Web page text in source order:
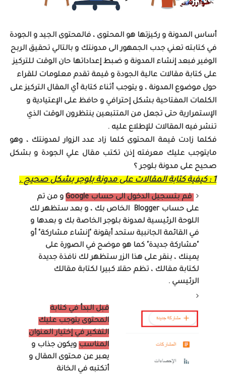
أساس المدونة و ركيزتها هو المحتوى ، فالمحتوى الجيد و الجودة
في كتابته تعني جدب الجمهور الى مدونتك و بالتالي تحقيق الربح
الوفير فبعد إنشاء المدونة و ضبط إعداداتها حان الوقت للتركيز
على كتابة مقالات عالية الجودة و قيمة تقدم معلومات للقراء
حول موضوع المدونة ، و يتوجب أثناء كتابة أي المقال التركيز على
الكلمات المفتاحية بشكل إحترافي و حافظ على الإعتيادية و
الإستمرارية حتى تجعل من المتتبعين ينتظرون الوقت الذي
تنشر فيه المقالات للإطلاع عليه .
فكلما زادت قيمة المحتوى كلما زاد عدد الزوار لمدونتك ، وهو
مايتوجب عليك معرفته إذن تكتب مقال علي الجودة و بشكل
صحيح على مدونة بلوجر ؟
1 : كيفية كتابة المقالات على مدونة بلوجر بشكل صحيح .
قم بتسجيل الدخول الى حساب Google
و من تم
على حساب Blogger الخاص بك ، و بعد ستظهر لك
اللوحة الرئيسية لمدونة بلوجر الخاصة بك و بعدها و
في القائمة الجانبية ستحد أيقونة "إنشاء مشاركة" أو
"مشاركة جديدة" كما هو موضح في الصورة على
يمينك ، بنقر على هذا الزر ستظهر لك نافذة جديدة
لكتابة مقالك ، تظم حقلا كبيرا لكتابة مقالك
الرئيسي .
قبل البدأ في كتابة
المحتوى يتوجب عليك
التفكير في إختيار العنوان
المناسب ويكون جذاب و
يعبر عن محتوى المقال و
أتكتبه في الخانة